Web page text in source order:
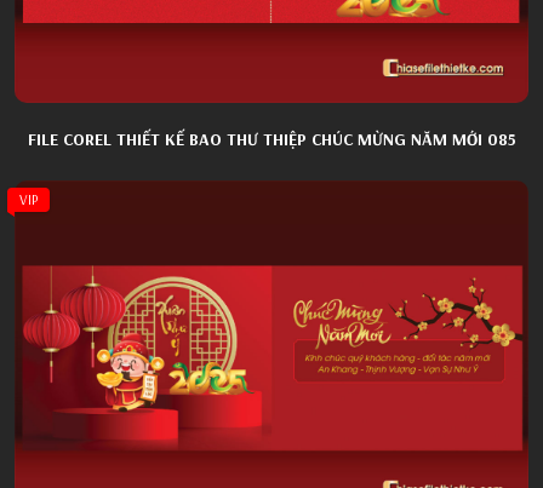
FILE COREL THIẾT KẾ BAO THƯ THIỆP CHÚC MỪNG NĂM MỚI 085
VIP